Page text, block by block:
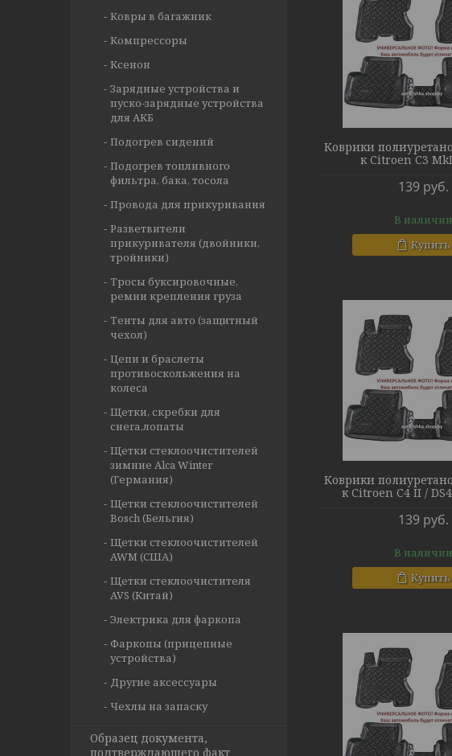
Коврики
к Citroen C3
139 руб.
В наличии
Купить
Коврики
к Citroen C4 II /
139 руб.
В наличии
Купить
Ковры в багажник
Компрессоры
Ксенон
Зарядные устройства и
пуско-зарядные устройства
для АКБ
Подогрев сидений
Подогрев топливного
фильтра, бака, тосола
Провода для прикуривания
Разветвители
прикуривателя (двойники,
тройники)
Тросы буксировочные,
ремни крепления груза
Тенты для авто (защитный
чехол)
Цепи и браслеты
противоскольжения на
колеса
Щетки, скребки для
снега,лопаты
Щетки стеклоочистителей
зимние Alca Winter
(Германия)
Щетки стеклоочистителей
Bosch (Бельгия)
Щетки стеклоочистителей
AWM (США)
Щетки стеклоочистителя
AVS (Китай)
Электрика для фаркопа
Фаркопы (прицепные
устройства)
Другие аксессуары
Чехлы на запаску
Образец документа,
подтверждающего факт